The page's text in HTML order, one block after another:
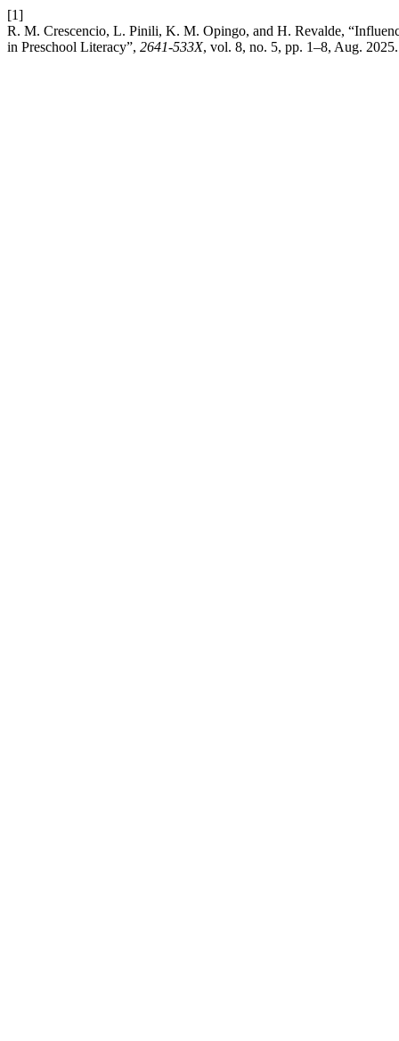
[1]
R. M. Crescencio, L. Pinili, K. M. Opingo, and H. Revalde,
in Preschool Literacy”, 2641-533X, vol. 8, no. 5, pp. 1–8, Aug. 2025.